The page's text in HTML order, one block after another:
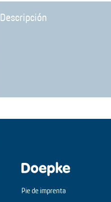
Descripción
Pie de imprenta